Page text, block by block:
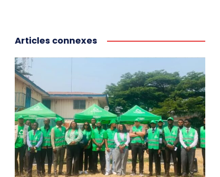
Articles connexes